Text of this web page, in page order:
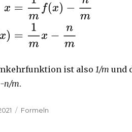
ist also 1/m und
-n/m.
Kategorien
Formeln